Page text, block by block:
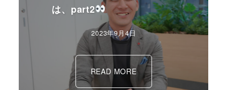
は、part2
2023年9月4日
READ MORE